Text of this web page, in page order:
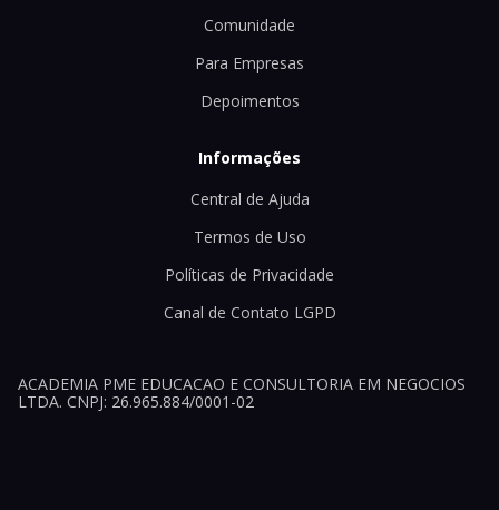
Comunidade
Para Empresas
Depoimentos
Informações
Central de Ajuda
Termos de Uso
Políticas de Privacidade
Canal de Contato LGPD
ACADEMIA PME EDUCACAO E CONSULTORIA EM NEGOCIOS
LTDA. CNPJ: 26.965.884/0001-02